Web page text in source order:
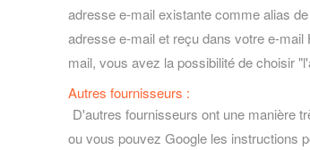
adresse e-mail existante comme alias
adresse e-mail et reçu dans votre e-
mail, vous avez la possibilité de choisir
Autres fournisseurs :
D'autres fournisseurs ont une manière
ou vous pouvez Google les instructions